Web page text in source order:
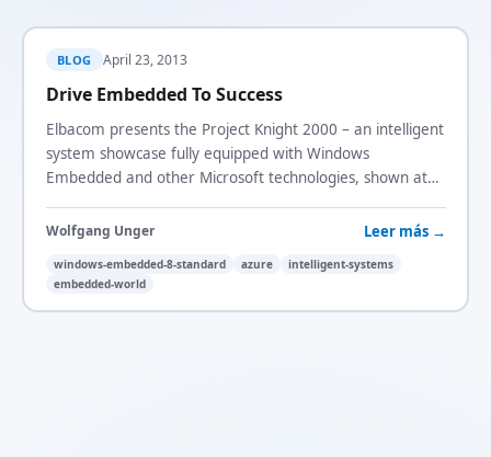
BLOG April 23, 2013
Drive Embedded To Success
Elbacom presents the Project Knight 2000 – an intelligent
system showcase fully equipped with Windows
Embedded and other Microsoft technologies, shown at
Wolfgang Unger Leer más →
windows-embedded-8-standard azure
intelligent-systems
embedded-world